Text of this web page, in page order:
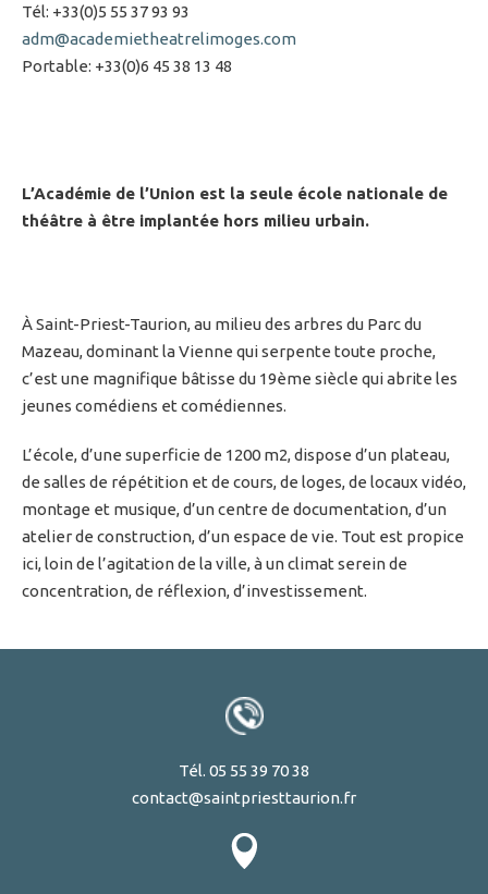
Tél: +33(0)5 55 37 93 93
adm@academietheatrelimoges.com
Portable: +33(0)6 45 38 13 48
L’Académie de l’Union est la seule école nationale de
théâtre à être implantée hors milieu urbain.
À Saint-Priest-Taurion, au milieu des arbres du Parc du
Mazeau, dominant la Vienne qui serpente toute proche,
c’est une magnifique bâtisse du 19ème siècle qui abrite les
jeunes comédiens et comédiennes.
L’école, d’une superficie de 1200 m2, dispose d’un plateau,
de salles de répétition et de cours, de loges, de locaux vidéo,
montage et musique, d’un centre de documentation, d’un
atelier de construction, d’un espace de vie. Tout est propice
ici, loin de l’agitation de la ville, à un climat serein de
concentration, de réflexion, d’investissement.
Tél. 05 55 39 70 38
contact@saintpriesttaurion.fr